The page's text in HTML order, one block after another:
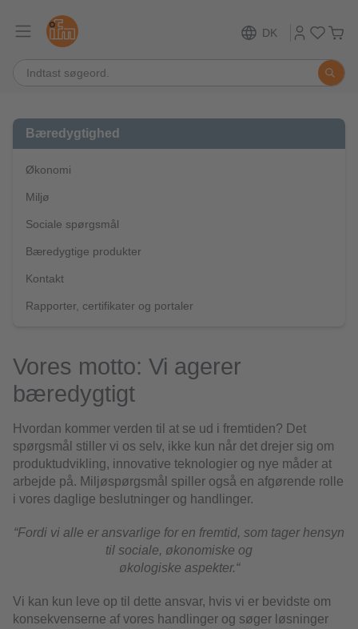
DK
Bæredygtighed
Økonomi
Miljø
Sociale spørgsmål
Bæredygtige produkter
Kontakt
Rapporter, certifikater og portaler
Vores motto: Vi agerer
bæredygtigt
Hvordan kommer verden til at se ud i fremtiden? Det
spørgsmål stiller vi os selv, ikke kun når det drejer sig om
produktudvikling, innovative teknologier og nye måder at
arbejde på. Miljøspørgsmål spiller også en afgørende rolle
i vores daglige beslutninger og handlinger.
“Fordi vi alle er ansvarlige for en fremtid, som tager hensyn
til sociale, økonomiske og
økologiske aspekter.“
Vi kan kun leve op til dette ansvar, hvis vi er bevidste om
konsekvenserne af vores handlinger og søger løsninger